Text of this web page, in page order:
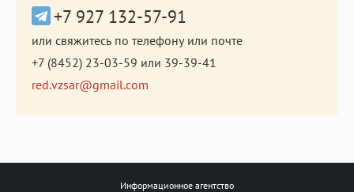
+7 927 132-57-91
или свяжитесь по телефону или почте
+7 (8452) 23-03-59 или 39-39-41
red.vzsar@gmail.com
Информационное агентство